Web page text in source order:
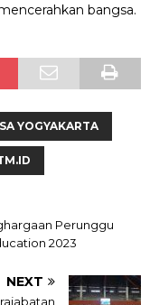
bangsa.
YOGYAKARTA
Perunggu
2023
NEXT